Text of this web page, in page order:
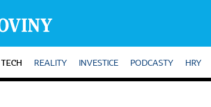
TECH REALITY INVESTICE PODCASTY HRY